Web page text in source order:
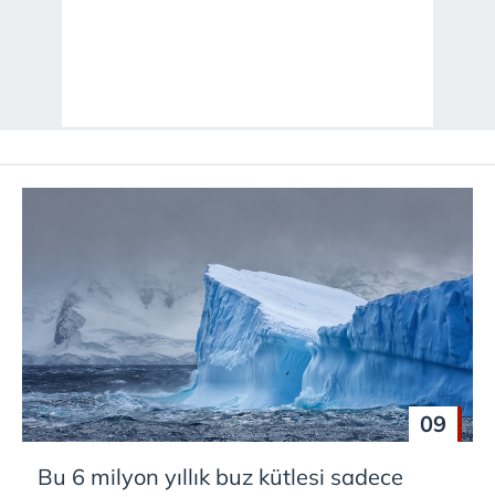
09
Bu 6 milyon yıllık buz kütlesi sadece